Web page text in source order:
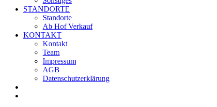
STANDORTE
Standorte
Ab Hof Verkauf
KONTAKT
Kontakt
Team
Impressum
AGB
Datenschutzerklärung